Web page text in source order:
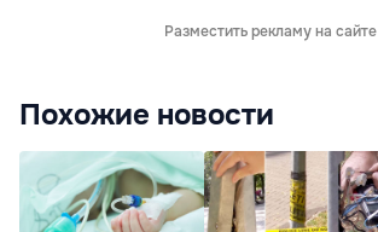
Разместить рекламу на сайте
Похожие новости